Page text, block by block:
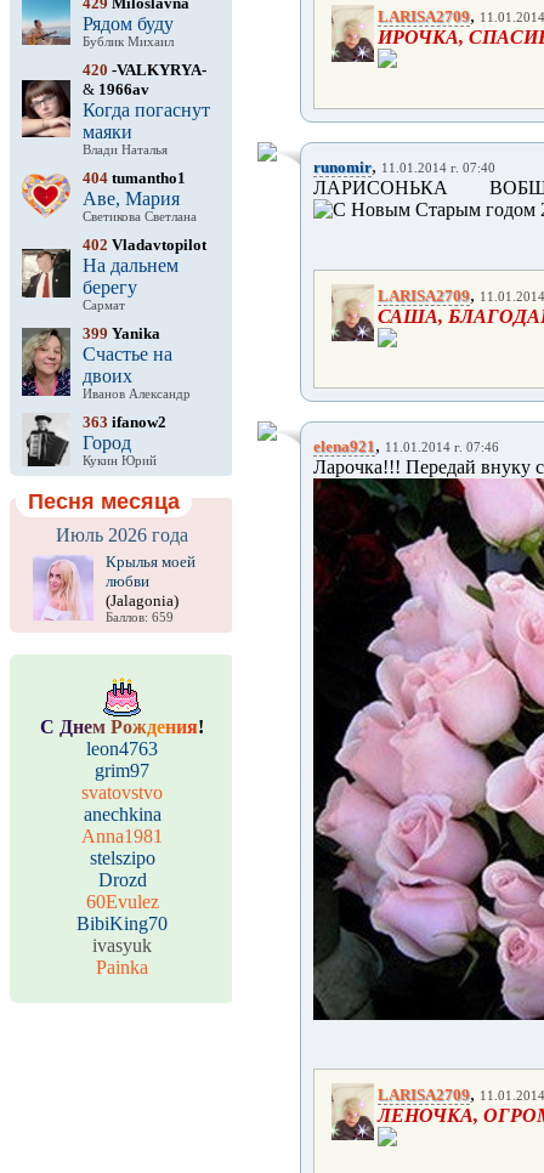
Рядом буду
Бублик Михаил
420 -VALKYRYA-
& 1966av
Когда погаснут
маяки
Влади Наталья
404 tumantho1
Аве, Мария
Светикова Светлана
402 Vladavtopilot
На дальнем
берегу
Сармат
399 Yanika
Счастье на
двоих
Иванов Александр
363 ifanow2
Город
Кукин Юрий
Песня месяца
Июль 2026 года
Крылья моей
любви
(Jalagonia)
Баллов: 659
С Днем Рождения!
leon4763
grim97
svatovstvo
anechkina
Anna1981
stelszipo
Drozd
60Evulez
BibiKing70
ivasyuk
Painka
LARISA2709,
ИРОЧКА,
runomir, 11.01.2014 г. 07:40
ЛАРИСОНЬКА
LARISA2709,
САША,
elena921, 11.01.2014 г. 07:46
Ларочка!!! Передай внуку
LARISA2709,
ЛЕНОЧКА,